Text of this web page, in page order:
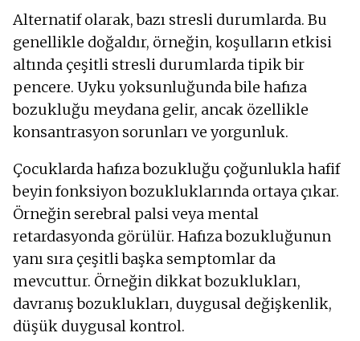
Alternatif olarak, bazı stresli durumlarda. Bu
genellikle doğaldır, örneğin, koşulların etkisi
altında çeşitli stresli durumlarda tipik bir
pencere. Uyku yoksunluğunda bile hafıza
bozukluğu meydana gelir, ancak özellikle
konsantrasyon sorunları ve yorgunluk.
Çocuklarda hafıza bozukluğu çoğunlukla hafif
beyin fonksiyon bozukluklarında ortaya çıkar.
Örneğin serebral palsi veya mental
retardasyonda görülür. Hafıza bozukluğunun
yanı sıra çeşitli başka semptomlar da
mevcuttur. Örneğin dikkat bozuklukları,
davranış bozuklukları, duygusal değişkenlik,
düşük duygusal kontrol.